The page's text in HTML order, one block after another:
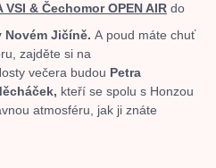
VSI & Čechomor OPEN AIR do
Novém Jičíně. A poud máte chuť
zajděte si na
večera budou Petra
kteří se spolu s Honzou
atmosféru, jak ji znáte